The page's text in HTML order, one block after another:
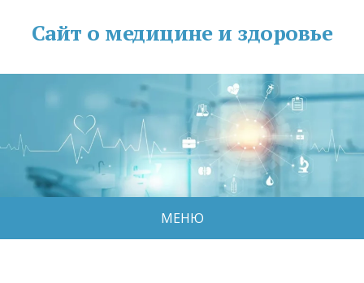
Сайт о медицине и здоровье
МЕНЮ